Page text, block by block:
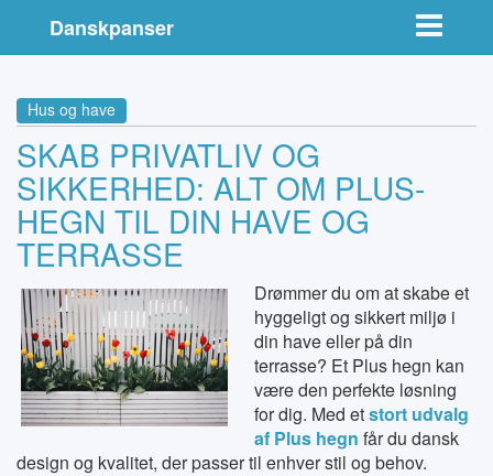
Toggle
Danskpanser
Hus og have
SKAB PRIVATLIV OG
SIKKERHED: ALT OM PLUS-
HEGN TIL DIN HAVE OG
TERRASSE
Drømmer du om at skabe et
hyggeligt og sikkert miljø i
din have eller på din
terrasse? Et Plus hegn kan
være den perfekte løsning
for dig. Med etstort udvalg
af Plus hegn får du dansk
design og kvalitet, der passer til enhver stil og behov.